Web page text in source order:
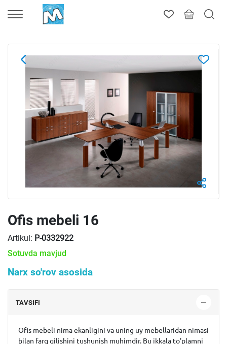
Ofis mebeli 16
Artikul: P-0332922
Sotuvda mavjud
Narx so'rov asosida
TAVSIFI
Ofis mebeli nima ekanligini va uning uy mebellaridan nimasi
bilan farq qilishini tushunish muhimdir. Bu ikkala to'plamni